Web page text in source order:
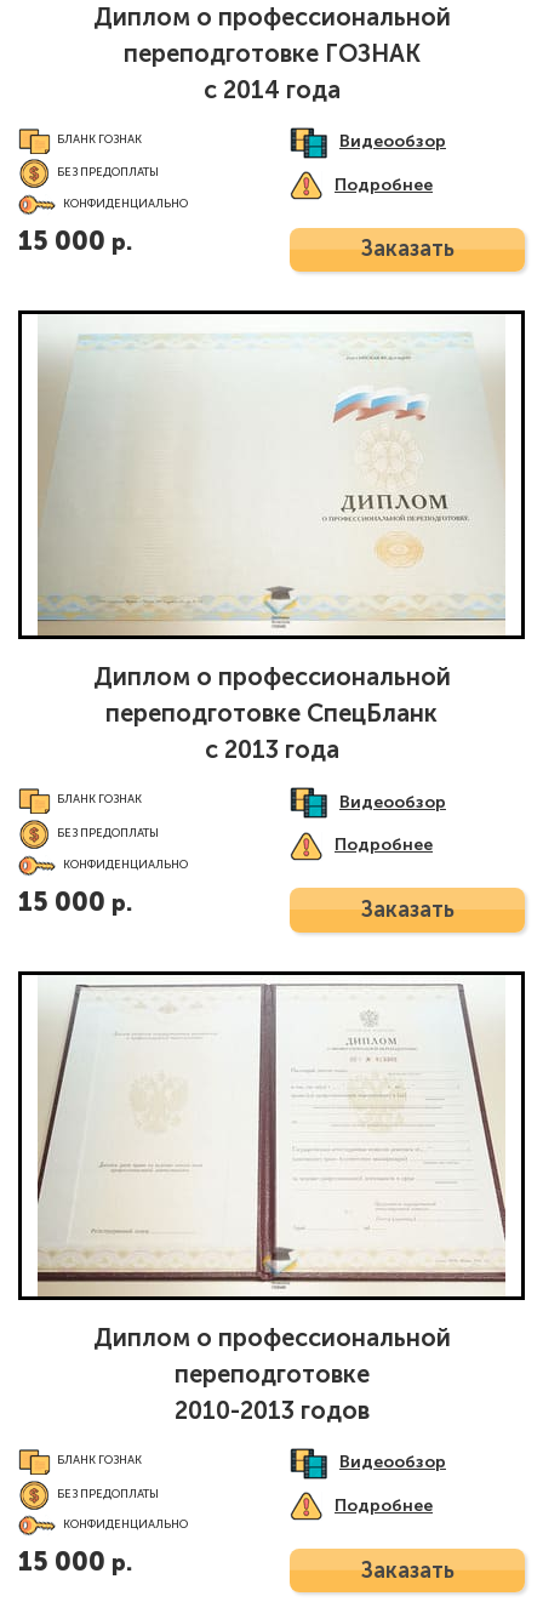
Диплом о профессиональной
переподготовке ГОЗНАК
с 2014 года
БЛАНК ГОЗНАК
БЕЗ ПРЕДОПЛАТЫ
КОНФИДЕНЦИАЛЬНО
15 000 р.
Видеообзор
Подробнее
Заказать
Диплом о профессиональной
переподготовке СпецБланк
с 2013 года
БЛАНК ГОЗНАК
БЕЗ ПРЕДОПЛАТЫ
КОНФИДЕНЦИАЛЬНО
15 000 р.
Видеообзор
Подробнее
Заказать
Диплом о профессиональной
переподготовке
2010-2013 годов
БЛАНК ГОЗНАК
БЕЗ ПРЕДОПЛАТЫ
КОНФИДЕНЦИАЛЬНО
15 000 р.
Видеообзор
Подробнее
Заказать